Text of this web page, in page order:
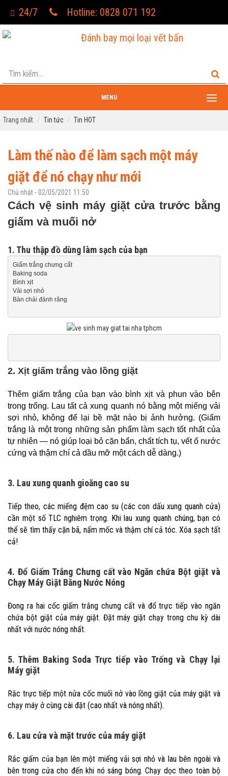
24/7 Hotline: 0828 071 192
Đánh bay mọi loại vết bẩn
MENU
Trang nhất Tin tức Tin HOT
Làm thế nào để làm sạch một máy
giặt để nó chạy như mới
Chủ nhật - 02/05/2021 11:50
Cách vệ sinh máy giặt cửa trước bằng
giấm và muối nở
1. Thu thập đồ dùng làm sạch của bạn
Giấm trắng chưng cất
Baking soda
Bình xịt
Vải sợi nhỏ
2. Xịt giấm trắng vào lồng giặt
Thêm giấm trắng của bạn vào bình xịt và phun vào bên
trong trống. Lau tất cả xung quanh nó bằng một miếng vải
sợi nhỏ, không để lại bề mặt nào bị ảnh hưởng. (Giấm
trắng là một trong những sản phẩm làm sạch tốt nhất của
tự nhiên — nó giúp loại bỏ cặn bẩn, chất tích tụ, vết ố nước
cứng và thậm chí cả dầu mỡ một cách dễ dàng.)
3. Lau xung quanh gioăng cao su
Tiếp theo, các miếng đệm cao su (các con dấu xung quanh cửa)
cần một số TLC nghiêm trọng. Khi lau xung quanh chúng, bạn có
thể sẽ tìm thấy cặn bã, nấm mốc và thậm chí cả tóc. Xóa sạch tất
cả!
4. Đổ Giấm Trắng Chưng cất vào Ngăn chứa Bột giặt và
Chạy Máy Giặt Bằng Nước Nóng
Đong ra hai cốc giấm trắng chưng cất và đổ trực tiếp vào ngăn
chứa bột giặt của máy giặt. Đặt máy giặt chạy trong chu kỳ dài
nhất với nước nóng nhất.
5. Thêm Baking Soda Trực tiếp vào Trống và Chạy lại
Máy giặt
Rắc trực tiếp một nửa cốc muối nở vào lồng giặt của máy giặt và
chạy máy ở cùng cài đặt (cao nhất và nóng nhất).
6. Lau cửa và mặt trước của máy giặt
Rắc giấm của bạn lên một miếng vải sợi nhỏ và lau bên ngoài và
bên trong cửa cho đến khi nó sáng bóng. Chạy dọc theo toàn bộ